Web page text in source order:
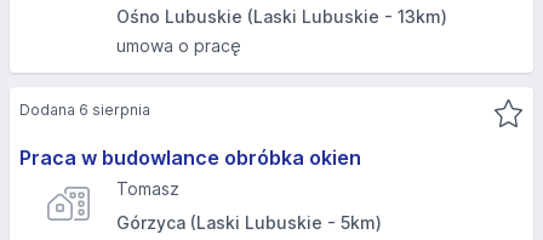
Ośno Lubuskie (Laski Lubuskie - 13km)
umowa o pracę
Praca w budowlance obróbka okien
Tomasz
Górzyca (Laski Lubuskie - 5km)
Dodana 6 sierpnia